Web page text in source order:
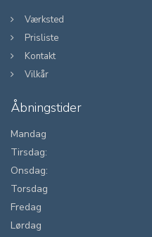
Værksted
Prisliste
Kontakt
Vilkår
Åbningstider
Mandag
Tirsdag:
Onsdag:
Torsdag
Fredag
Lørdag